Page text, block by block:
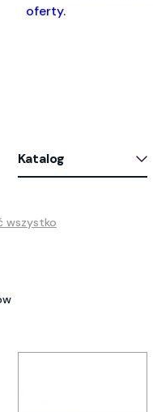
oferty.
Katalog
wszystko